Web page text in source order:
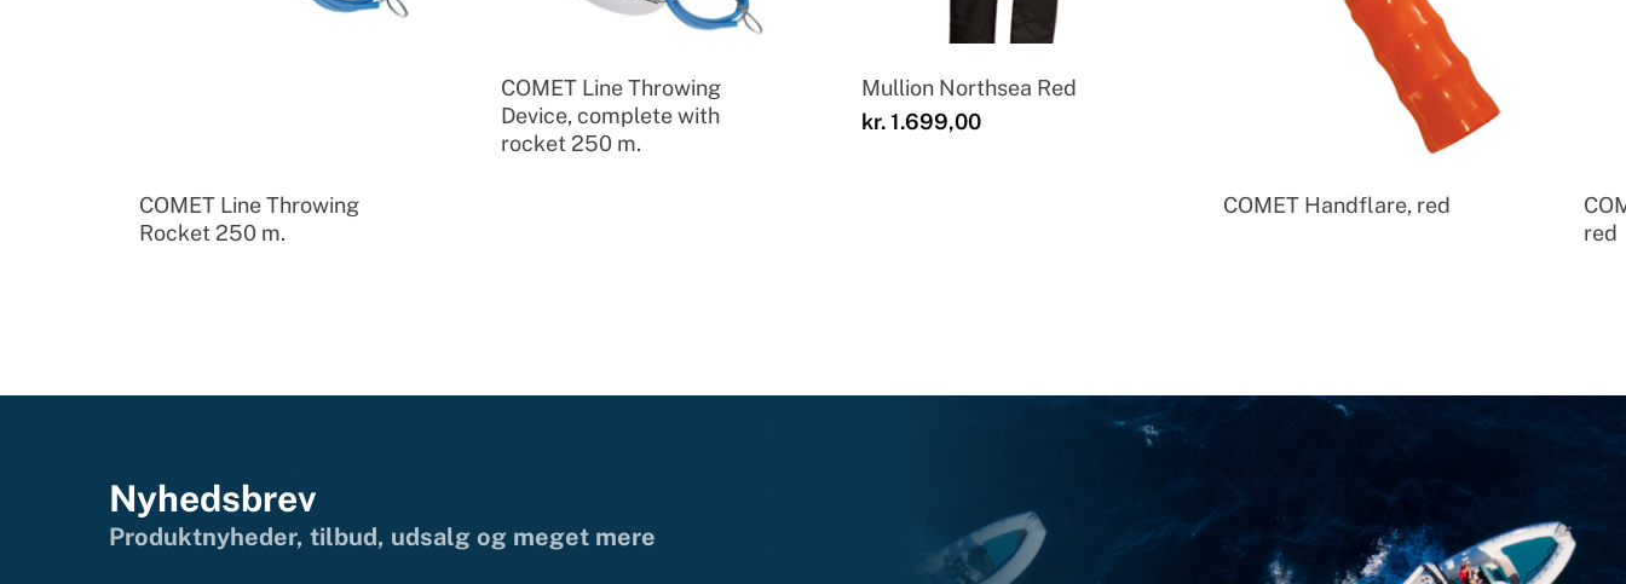
COMET Line Throwing
Rocket 250 m.
COMET Line Throwing
Device, complete with
rocket 250 m.
Mullion Northsea Red
kr.1.699,00
COMET Handflare, red
red
Nyhedsbrev
Produktnyheder, tilbud, udsalg og meget mere